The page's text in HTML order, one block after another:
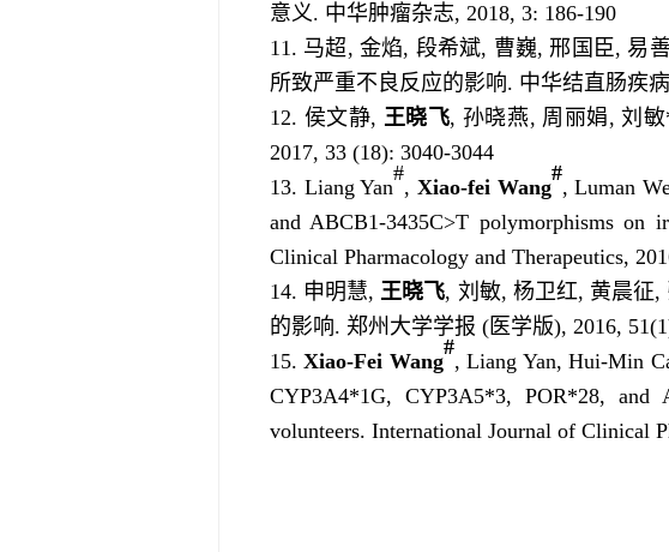
意义. 中华肿瘤杂志, 2018, 3: 186-190
11. 马超, 金焰, 段希斌, 曹巍, 邢国臣, 易
所致严重不良反应的影响. 中华结直肠疾
12. 侯文静, 王晓飞, 孙晓燕, 周丽娟, 刘
2017, 33 (18): 3040-3044
13. Liang Yan
#
,Xiao-fei Wang
#
, Luman
and ABCB1-3435C>T polymorphisms on
Clinical Pharmacology and Therapeutics,
14. 申明慧, 王晓飞, 刘敏, 杨卫红, 黄晨征,
的影响. 郑州大学学报 (医学版), 2016,
15.Xiao-Fei Wang
#
, Liang Yan, Hui-Min
CYP3A4*1G, CYP3A5*3, POR*28, and
volunteers. International Journal of Clinical